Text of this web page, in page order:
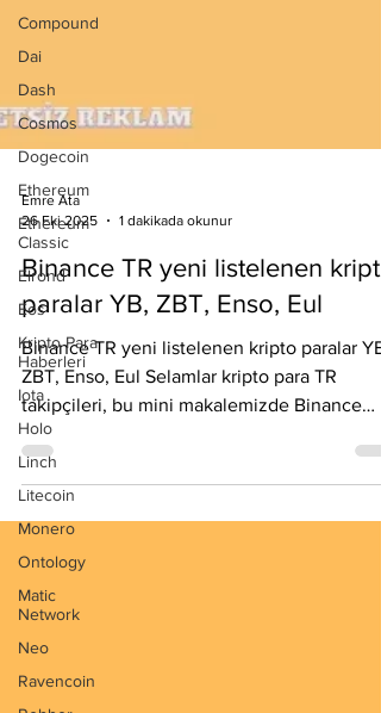
Compound
Dai
Dash
Cosmos
Dogecoin
Ethereum
Ethereum
Classic
Elrond
Eos
Kripto Para
Haberleri
Iota
Holo
Linch
Litecoin
Monero
Ontology
Matic
Network
Neo
Ravencoin
Emre Ata
26 Eki 2025
1 dakikada okunur
Binance TR yeni listelenen kripto
paralar YB, ZBT, Enso, Eul
Binance TR yeni listelenen kripto paralar YB,
ZBT, Enso, Eul Selamlar kripto para TR
takipçileri, bu mini makalemizde Binance
TR'de listelenmiş yeni coinler hakkında ufak
bilgiler sunmak için karşınızdayız. Öncelikle
Binance TR biriktir özelliği ile airdrop
kazanmak şansınız olduğunu unutmayın. 1 .
TR 'den inceleyebilirsiniz. 1 milyar arzı olsa
işlevi gereği dikkat çekici bir kimliğe sahip.